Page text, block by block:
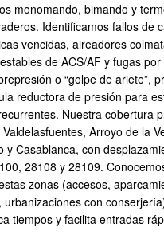
monomando, bimando y
Identificamos fallos de
vencidas, aireadores
de ACS/AF y fugas por
o “golpe de ariete”,
reductora de presión para
Nuestra cobertura
Arroyo de la
y Casablanca, con
28108 y 28109.
zonas (accesos,
con
tiempos y facilita entradas